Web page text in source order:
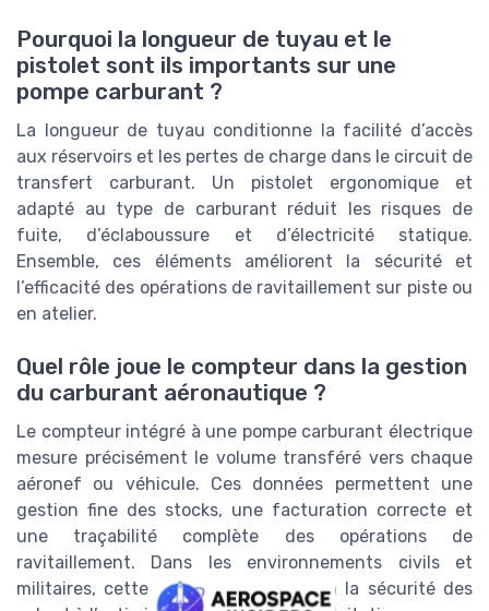
Pourquoi la longueur de tuyau et le
pistolet sont ils importants sur une
pompe carburant ?
La longueur de tuyau conditionne la facilité d’accès
aux réservoirs et les pertes de charge dans le circuit de
transfert carburant. Un pistolet ergonomique et
adapté au type de carburant réduit les risques de
fuite, d’éclaboussure et d’électricité statique.
Ensemble, ces éléments améliorent la sécurité et
l’efficacité des opérations de ravitaillement sur piste ou
en atelier.
Quel rôle joue le compteur dans la gestion
du carburant aéronautique ?
Le compteur intégré à une pompe carburant électrique
mesure précisément le volume transféré vers chaque
aéronef ou véhicule. Ces données permettent une
gestion fine des stocks, une facturation correcte et
une traçabilité complète des opérations de
ravitaillement. Dans les environnements civils et
militaires, cette précision contribue à la sécurité des